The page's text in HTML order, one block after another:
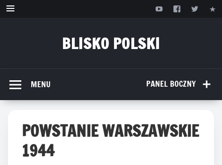
Przejdź
BLISKO POLSKI
PANEL BOCZNY
MENU
POWSTANIE WARSZAWSKIE
1944